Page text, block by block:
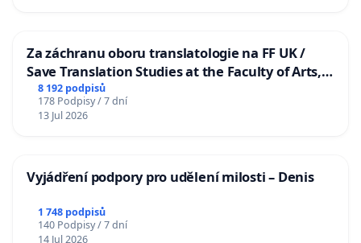
Za záchranu oboru translatologie na FF UK /
Save Translation Studies at the Faculty of Arts,
Charles University
8 192 podpisů
178 Podpisy / 7 dní
13 Jul 2026
Vyjádření podpory pro udělení milosti – Denis
1 748 podpisů
140 Podpisy / 7 dní
14 Jul 2026